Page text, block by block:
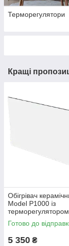
Терморегулятори
Кращі
Обігрівач
Model P1000 із
Install 20 кв.м.
Готово до
5 350 ₴